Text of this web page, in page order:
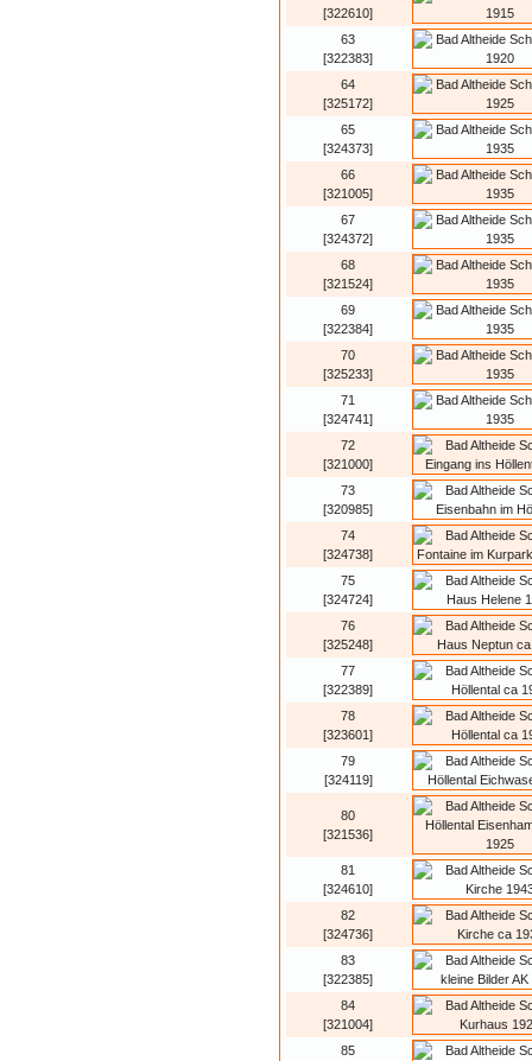
[322610]
63
[322383]
64
[325172]
65
[324373]
66
[321005]
67
[324372]
68
[321524]
69
[322384]
70
[325233]
71
[324741]
72
[321000]
73
[320985]
74
[324738]
75
[324724]
76
[325248]
77
[322389]
78
[323601]
79
[324119]
80
[321536]
81
[324610]
82
[324736]
83
[322385]
84
[321004]
85